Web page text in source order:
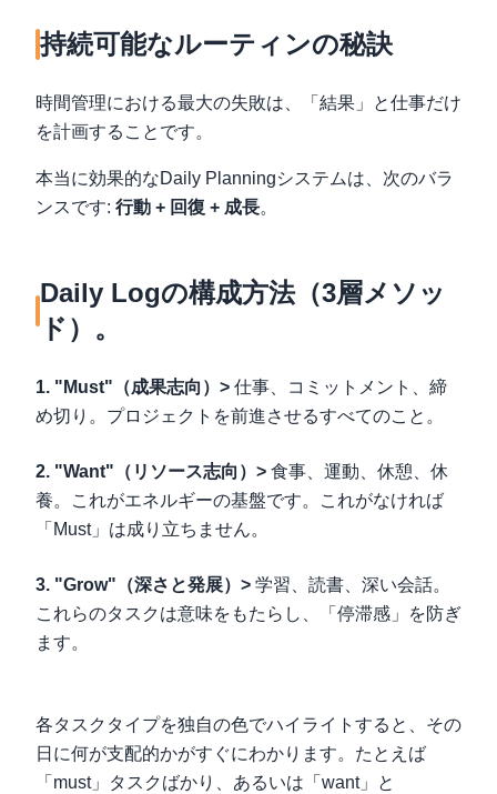
持続可能なルーティンの秘訣
時間管理における最大の失敗は、「結果」と仕事だけ
を計画することです。
本当に効果的なDaily Planningシステムは、次のバラ
ンスです: 行動 + 回復 + 成長。
Daily Logの構成方法（3層メソッ
ド）。
1. "Must"（成果志向）> 仕事、コミットメント、締
め切り。プロジェクトを前進させるすべてのこと。
2. "Want"（リソース志向）> 食事、運動、休憩、休
養。これがエネルギーの基盤です。これがなければ
「Must」は成り立ちません。
3. "Grow"（深さと発展）> 学習、読書、深い会話。
これらのタスクは意味をもたらし、「停滞感」を防ぎ
ます。
各タスクタイプを独自の色でハイライトすると、その
日に何が支配的かがすぐにわかります。たとえば
「must」タスクばかり、あるいは「want」と